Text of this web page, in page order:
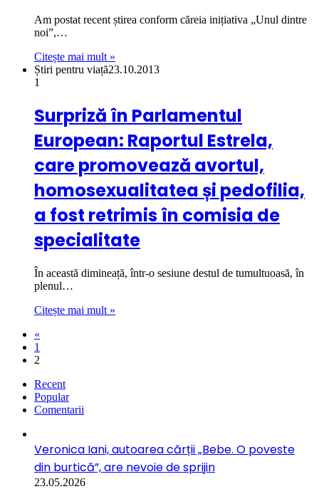
Am postat recent știrea conform căreia inițiativa „Unul dintre
noi”,…
Citește mai mult »
Știri pentru viață23.10.2013
1
Surpriză în Parlamentul
European: Raportul Estrela,
care promovează avortul,
homosexualitatea și pedofilia,
a fost retrimis în comisia de
specialitate
În această dimineață, într-o sesiune destul de tumultuoasă, în
plenul…
Citește mai mult »
«
1
2
Recent
Popular
Comentarii
Veronica Iani, autoarea cărții „Bebe. O poveste
din burtică”, are nevoie de sprijin
23.05.2026